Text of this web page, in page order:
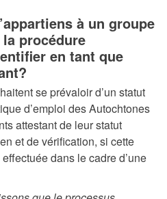
à un groupe
procédure
en tant que
se prévaloir d’un statut
d’emploi des Autochtones
attestant de leur statut
et de vérification, si cette
dans le cadre d’une